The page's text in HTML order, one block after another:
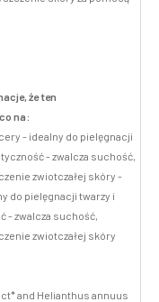
że ten
na:
- idealny do pielęgnacji
- zwalcza suchość,
zwiotczałej skóry -
do pielęgnacji twarzy i
- zwalcza suchość,
zwiotczałej skóry
and Helianthus annuus